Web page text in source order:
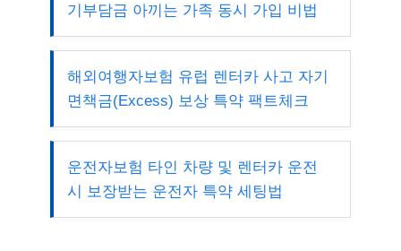
기부담금 아끼는 가족 동시 가입 비법
해외여행자보험 유럽 렌터카 사고 자기
면책금(Excess) 보상 특약 팩트체크
운전자보험 타인 차량 및 렌터카 운전
시 보장받는 운전자 특약 세팅법